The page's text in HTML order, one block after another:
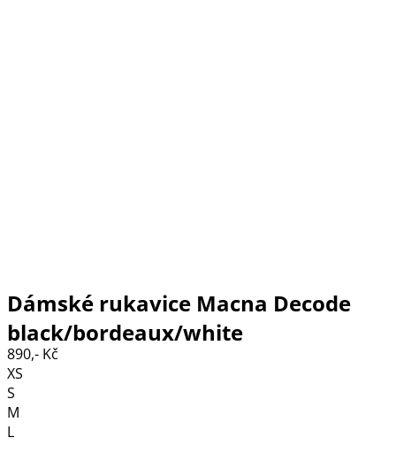
Dámské rukavice Macna Decode
black/bordeaux/white
890,- Kč
XS
S
M
L